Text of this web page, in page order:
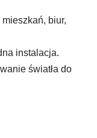
biur,
instalacja.
światła do